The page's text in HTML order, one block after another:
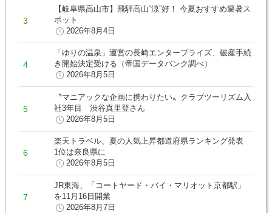
【岐阜県高山市】飛騨高山“涼”好！ 今夏おすすめ避暑ス
ポット
2026年8月4日
「ゆりの温泉」運営の長崎エンタープライズ、破産手続
き開始決定受ける（帝国データバンク調べ）
2026年8月5日
〝マニアックな企画に携わりたい〟クラブツーリズム入
社3年目 渋谷真里登さん
2026年8月5日
楽天トラベル、夏の人気上昇都道府県ランキング発表
1位は奈良県に
2026年8月5日
JR東海、「コートヤード・バイ・マリオット京都駅」
を11月16日開業
2026年8月7日